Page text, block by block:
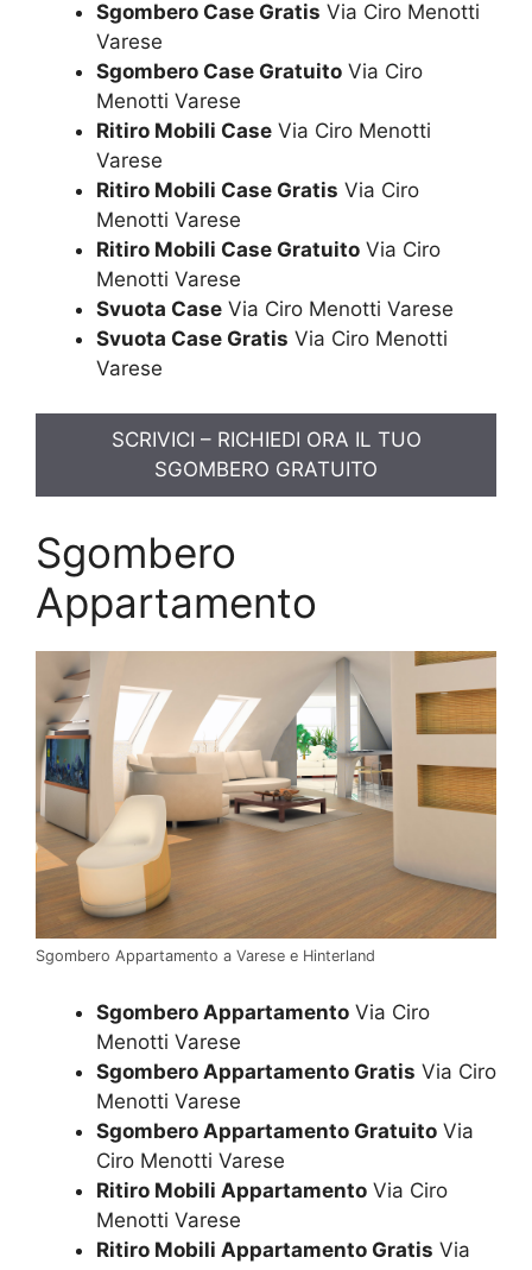
Sgombero Case Gratis Via Ciro Menotti
Varese
Sgombero Case Gratuito Via Ciro
Menotti Varese
Ritiro Mobili Case Via Ciro Menotti
Varese
Ritiro Mobili Case Gratis Via Ciro
Menotti Varese
Ritiro Mobili Case Gratuito Via Ciro
Menotti Varese
Svuota Case Via Ciro Menotti Varese
Svuota Case Gratis Via Ciro Menotti
Varese
SCRIVICI – RICHIEDI ORA IL TUO
SGOMBERO GRATUITO
Sgombero
Appartamento
Sgombero Appartamento a Varese e Hinterland
Sgombero Appartamento Via Ciro
Menotti Varese
Sgombero Appartamento Gratis Via Ciro
Menotti Varese
Sgombero Appartamento Gratuito Via
Ciro Menotti Varese
Ritiro Mobili Appartamento Via Ciro
Menotti Varese
Ritiro Mobili Appartamento Gratis Via